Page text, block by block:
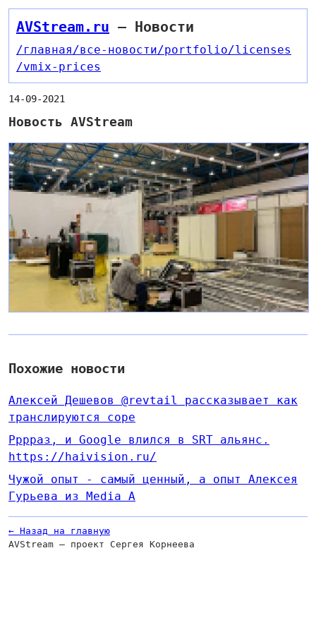
AVStream.ru — Новости
/главная/все-новости/portfolio/licenses
/vmix-prices
14-09-2021
Новость AVStream
Похожие новости
Алексей Дешевов @revtail рассказывает как
транслируются соре
Рррраз, и Google влился в SRT альянс.
https://haivision.ru/
Чужой опыт - самый ценный, а опыт Алексея
Гурьева из Media A
← Назад на главную
AVStream — проект Сергея Корнеева